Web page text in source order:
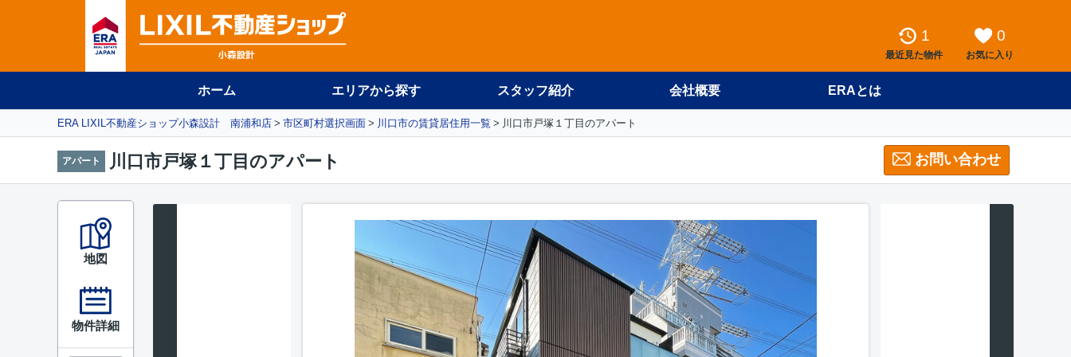
1
最近見た物件
0
お気に入り
ホーム エリアから探す スタッフ紹介 会社概要 ERAとは
ERA LIXIL不動産ショップ小森設計 南浦和店 市区町村選択画面 川口市の賃貸居住用一覧 川口市戸塚１丁目のアパート
アパート 川口市戸塚１丁目のアパート お問い合わせ
地図
物件詳細